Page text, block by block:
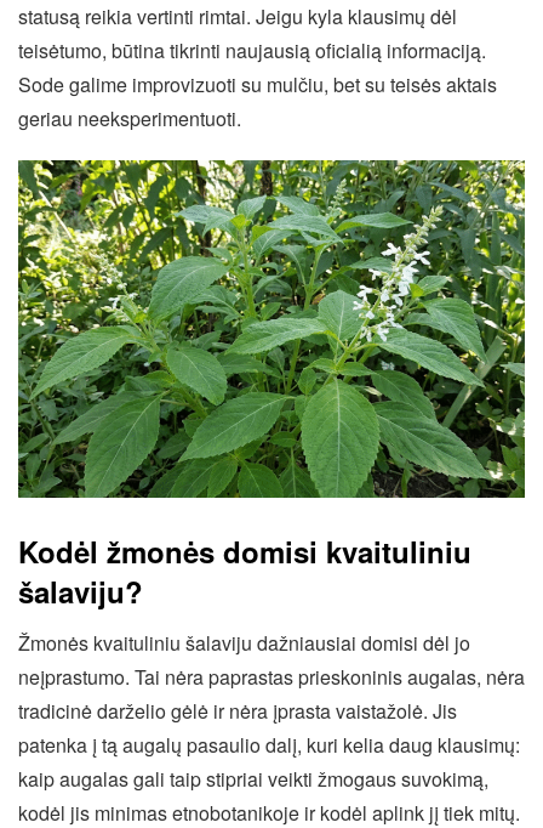
statusą reikia vertinti rimtai. Jeigu kyla klausimų dėl
teisėtumo, būtina tikrinti naujausią oficialią informaciją.
Sode galime improvizuoti su mulčiu, bet su teisės aktais
geriau neeksperimentuoti.
Kodėl žmonės domisi kvaituliniu
šalaviju?
Žmonės kvaituliniu šalaviju dažniausiai domisi dėl jo
neįprastumo. Tai nėra paprastas prieskoninis augalas, nėra
tradicinė darželio gėlė ir nėra įprasta vaistažolė. Jis
patenka į tą augalų pasaulio dalį, kuri kelia daug klausimų:
kaip augalas gali taip stipriai veikti žmogaus suvokimą,
kodėl jis minimas etnobotanikoje ir kodėl aplink jį tiek mitų.